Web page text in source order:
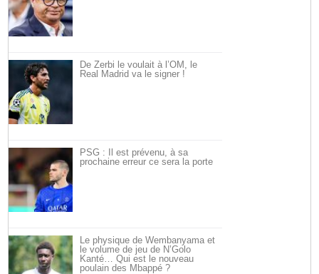
De Zerbi le voulait à l’OM, le
Real Madrid va le signer !
PSG : Il est prévenu, à sa
prochaine erreur ce sera la porte
Le physique de Wembanyama et
le volume de jeu de N’Golo
Kanté… Qui est le nouveau
poulain des Mbappé ?